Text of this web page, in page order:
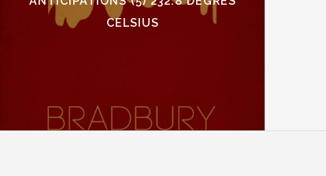
CELSIUS